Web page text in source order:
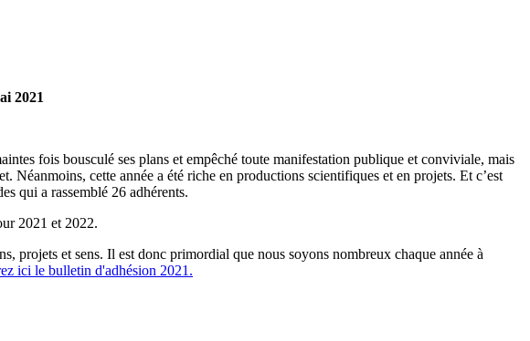
2021
fois bousculé ses plans et empêché toute manifestation publique et conviviale, mais
cette année a été riche en productions scientifiques et en projets. Et c’est
qui a rassemblé 26 adhérents.
2021 et 2022.
projets et sens. Il est donc primordial que nous soyons nombreux chaque année à
ici le bulletin d'adhésion 2021.